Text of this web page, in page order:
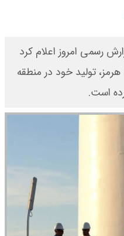
رسمی امروز اعلام کرد
تولید خود در منطقه
است.